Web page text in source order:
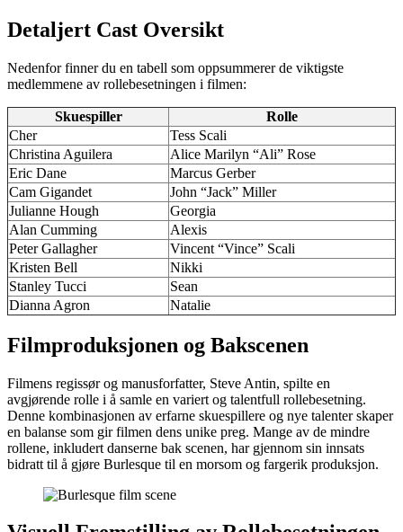
Detaljert Cast Oversikt
Nedenfor finner du en tabell som oppsummerer de viktigste
medlemmene av rollebesetningen i filmen:
Skuespiller
Rolle
Cher
Tess Scali
Christina Aguilera
Alice Marilyn “Ali” Rose
Eric Dane
Marcus Gerber
Cam Gigandet
John “Jack” Miller
Julianne Hough
Georgia
Alan Cumming
Alexis
Peter Gallagher
Vincent “Vince” Scali
Kristen Bell
Nikki
Stanley Tucci
Sean
Dianna Agron
Natalie
Filmproduksjonen og Bakscenen
Filmens regissør og manusforfatter, Steve Antin, spilte en
avgjørende rolle i å samle en variert og talentfull rollebesetning.
Denne kombinasjonen av erfarne skuespillere og nye talenter skaper
en balanse som gir filmen dens unike preg. Mange av de mindre
rollene, inkludert danserne bak scenen, har gjennom sin innsats
bidratt til å gjøre Burlesque til en morsom og fargerik produksjon.